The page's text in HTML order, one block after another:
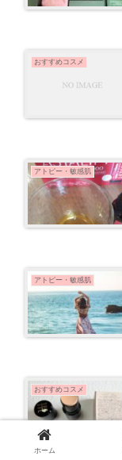
おすすめコスメ
アトピー・敏感肌
アトピー・敏感肌
おすすめコスメ
ホーム